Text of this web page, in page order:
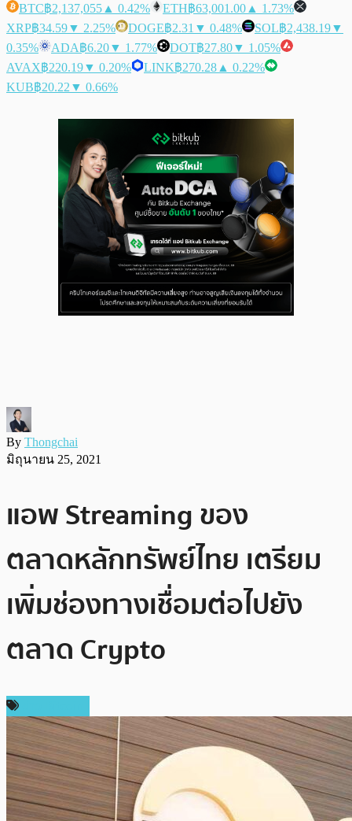
BTC฿2,137,055 ▲ 0.42% ETH฿63,001.00 ▲ 1.73%
XRP฿34.59▼ 2.25% DOGE฿2.31 ▼ 0.48% SOL฿2,438.19▼
0.35%
ADA฿6.20▼ 1.77% DOT฿27.80▼ 1.05%
AVAX฿220.19▼ 0.20% LINK฿270.28 ▲ 0.22%
KUB฿20.22 ▼ 0.66%
By Thongchai
มิถุนายน 25, 2021
แอพ Streaming ของ
ตลาดหลักทรัพย์ไทย เตรียม
เพิ่มช่องทางเชื่อมต่อไปยัง
ตลาด Crypto